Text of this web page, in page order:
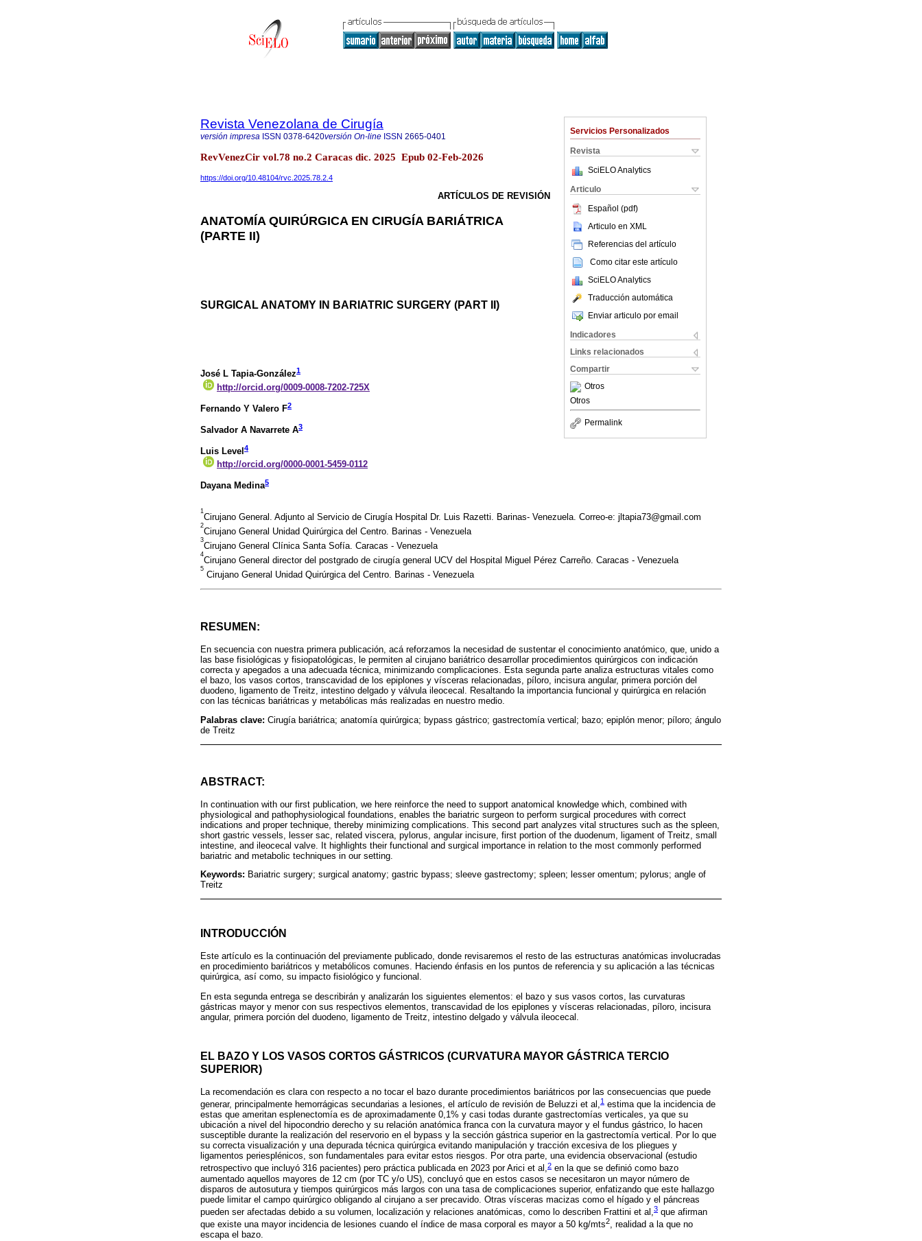
Servicios Personalizados
Revista
SciELO Analytics
Articulo
Español (pdf)
Articulo en XML
Referencias del artículo
Como citar este artículo
SciELO Analytics
Traducción automática
Enviar articulo por email
Indicadores
Links relacionados
Compartir
Otros
Otros
Permalink
Revista Venezolana de Cirugía
versión impresa ISSN 0378-6420versión On-line ISSN 2665-0401
RevVenezCir vol.78 no.2 Caracas dic. 2025 Epub 02-Feb-2026
https://doi.org/10.48104/rvc.2025.78.2.4
ARTÍCULOS DE REVISIÓN
ANATOMÍA QUIRÚRGICA EN CIRUGÍA BARIÁTRICA
(PARTE II)
SURGICAL ANATOMY IN BARIATRIC SURGERY (PART II)
José L Tapia-González1
http://orcid.org/0009-0008-7202-725X
Fernando Y Valero F2
Salvador A Navarrete A3
Luis Level 4
http://orcid.org/0000-0001-5459-0112
Dayana Medina5
1
Cirujano General. Adjunto al Servicio de Cirugía Hospital Dr. Luis Razetti. Barinas- Venezuela. Correo-e: jltapia73@gmail.com
2
Cirujano General Unidad Quirúrgica del Centro. Barinas - Venezuela
3
Cirujano General Clínica Santa Sofía. Caracas - Venezuela
4
Cirujano General director del postgrado de cirugía general UCV del Hospital Miguel Pérez Carreño. Caracas - Venezuela
5
Cirujano General Unidad Quirúrgica del Centro. Barinas - Venezuela
RESUMEN:
En secuencia con nuestra primera publicación, acá reforzamos la necesidad de sustentar el conocimiento anatómico, que, unido a
las base fisiológicas y fisiopatológicas, le permiten al cirujano bariátrico desarrollar procedimientos quirúrgicos con indicación
correcta y apegados a una adecuada técnica, minimizando complicaciones. Esta segunda parte analiza estructuras vitales como
el bazo, los vasos cortos, transcavidad de los epiplones y vísceras relacionadas, píloro, incisura angular, primera porción del
duodeno, ligamento de Treitz, intestino delgado y válvula ileocecal. Resaltando la importancia funcional y quirúrgica en relación
con las técnicas bariátricas y metabólicas más realizadas en nuestro medio.
Palabras clave: Cirugía bariátrica; anatomía quirúrgica; bypass gástrico; gastrectomía vertical; bazo; epiplón menor; píloro; ángulo
de Treitz
ABSTRACT:
In continuation with our first publication, we here reinforce the need to support anatomical knowledge which, combined with
physiological and pathophysiological foundations, enables the bariatric surgeon to perform surgical procedures with correct
indications and proper technique, thereby minimizing complications. This second part analyzes vital structures such as the spleen,
short gastric vessels, lesser sac, related viscera, pylorus, angular incisure, first portion of the duodenum, ligament of Treitz, small
intestine, and ileocecal valve. It highlights their functional and surgical importance in relation to the most commonly performed
bariatric and metabolic techniques in our setting.
Keywords: Bariatric surgery; surgical anatomy; gastric bypass; sleeve gastrectomy; spleen; lesser omentum; pylorus; angle of
Treitz
INTRODUCCIÓN
Este artículo es la continuación del previamente publicado, donde revisaremos el resto de las estructuras anatómicas involucradas
en procedimiento bariátricos y metabólicos comunes. Haciendo énfasis en los puntos de referencia y su aplicación a las técnicas
quirúrgica, así como, su impacto fisiológico y funcional.
En esta segunda entrega se describirán y analizarán los siguientes elementos: el bazo y sus vasos cortos, las curvaturas
gástricas mayor y menor con sus respectivos elementos, transcavidad de los epiplones y vísceras relacionadas, píloro, incisura
angular, primera porción del duodeno, ligamento de Treitz, intestino delgado y válvula ileocecal.
EL BAZO Y LOS VASOS CORTOS GÁSTRICOS (CURVATURA MAYOR GÁSTRICA TERCIO
SUPERIOR)
La recomendación es clara con respecto a no tocar el bazo durante procedimientos bariátricos por las consecuencias que puede
generar, principalmente hemorrágicas secundarias a lesiones, el artículo de revisión de Beluzzi et al,1 estima que la incidencia de
estas que ameritan esplenectomía es de aproximadamente 0,1% y casi todas durante gastrectomías verticales, ya que su
ubicación a nivel del hipocondrio derecho y su relación anatómica franca con la curvatura mayor y el fundus gástrico, lo hacen
susceptible durante la realización del reservorio en el bypass y la sección gástrica superior en la gastrectomía vertical. Por lo que
su correcta visualización y una depurada técnica quirúrgica evitando manipulación y tracción excesiva de los pliegues y
ligamentos periesplénicos, son fundamentales para evitar estos riesgos. Por otra parte, una evidencia observacional (estudio
retrospectivo que incluyó 316 pacientes) pero práctica publicada en 2023 por Arici et al,2 en la que se definió como bazo
aumentado aquellos mayores de 12 cm (por TC y/o US), concluyó que en estos casos se necesitaron un mayor número de
disparos de autosutura y tiempos quirúrgicos más largos con una tasa de complicaciones superior, enfatizando que este hallazgo
puede limitar el campo quirúrgico obligando al cirujano a ser precavido. Otras vísceras macizas como el hígado y el páncreas
pueden ser afectadas debido a su volumen, localización y relaciones anatómicas, como lo describen Frattini et al,3 que afirman
que existe una mayor incidencia de lesiones cuando el índice de masa corporal es mayor a 50 kg/mts2, realidad a la que no
escapa el bazo.